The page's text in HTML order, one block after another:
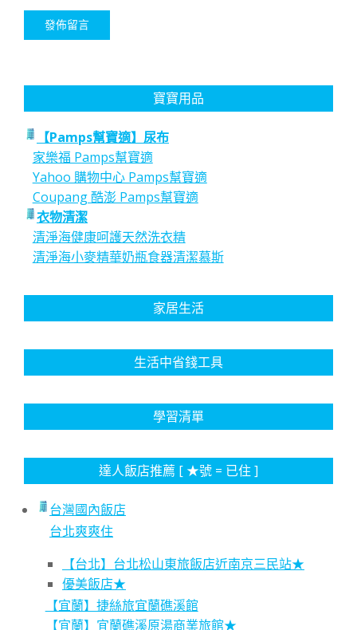
寶寶用品
【Pamps幫寶適】尿布
家樂福 Pamps幫寶適
Yahoo 購物中心 Pamps幫寶適
Coupang 酷澎 Pamps幫寶適
衣物清潔
清淨海健康呵護天然洗衣精
清淨海小麥精華奶瓶食器清潔慕斯
家居生活
生活中省錢工具
學習清單
達人飯店推薦 [ ★號 = 已住 ]
台灣國內飯店
台北爽爽住
【台北】台北松山東旅飯店近南京三民站★
優美飯店★
【宜蘭】捷絲旅宜蘭礁溪館
【宜蘭】宜蘭礁溪原湯商業旅館★